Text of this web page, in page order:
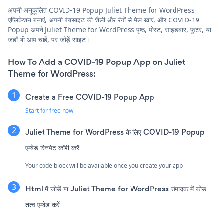
अपनी अनुकूलित COVID-19 Popup Juliet Theme for WordPress
एप्लिकेशन बनाएं, अपनी वेबसाइट की शैली और रंगों से मेल खाएं, और COVID-19
Popup अपने Juliet Theme for WordPress पृष्ठ, पोस्ट, साइडबार, फुटर, या
जहाँ भी आप चाहें, पर जोड़ें साइट।
How To Add a COVID-19 Popup App on Juliet
Theme for WordPress:
Create a Free COVID-19 Popup App
Start for free now
Juliet Theme for WordPress के लिए COVID-19 Popup
एम्बेड स्निपेट कॉपी करें
Your code block will be available once you create your app
Html में जोड़ें या Juliet Theme for WordPress संपादक में कोड
तत्व एम्बेड करें